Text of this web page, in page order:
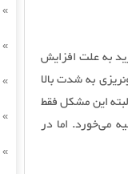
»
»
»
»
»
به علت افزایش
به شدت بالا
این مشکل فقط
می‌خورد. اما در